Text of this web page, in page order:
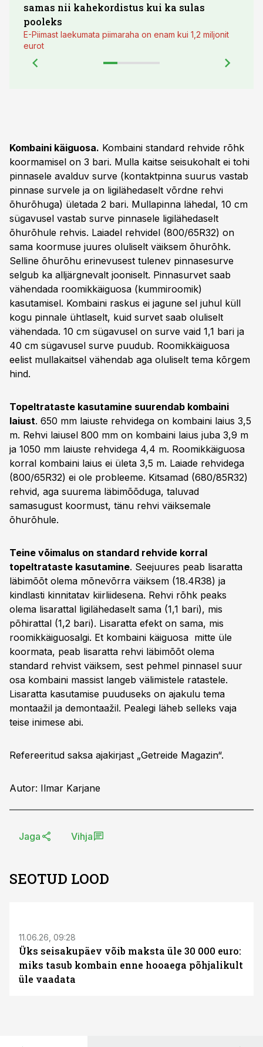
samas nii kahekordistus kui ka sulas
pooleks
E-Piimast laekumata piimaraha on enam kui 1,2 miljonit
eurot
Kombaini käiguosa. Kombaini standard rehvide rõhk
koormamisel on 3 bari. Mulla kaitse seisukohalt ei tohi
pinnasele avalduv surve (kontaktpinna suurus vastab
pinnase survele ja on ligilähedaselt võrdne rehvi
õhurõhuga) ületada 2 bari. Mullapinna lähedal, 10 cm
sügavusel vastab surve pinnasele ligilähedaselt
õhurõhule rehvis. Laiadel rehvidel (800/65R32) on
sama koormuse juures oluliselt väiksem õhurõhk.
Selline õhurõhu erinevusest tulenev pinnasesurve
selgub ka alljärgnevalt jooniselt. Pinnasurvet saab
vähendada roomikkäiguosa (kummiroomik)
kasutamisel. Kombaini raskus ei jagune sel juhul küll
kogu pinnale ühtlaselt, kuid survet saab oluliselt
vähendada. 10 cm sügavusel on surve vaid 1,1 bari ja
40 cm sügavusel surve puudub. Roomikkäiguosa
eelist mullakaitsel vähendab aga oluliselt tema kõrgem
hind.
Topeltrataste kasutamine suurendab kombaini
laiust. 650 mm laiuste rehvidega on kombaini laius 3,5
m. Rehvi laiusel 800 mm on kombaini laius juba 3,9 m
ja 1050 mm laiuste rehvidega 4,4 m. Roomikkäiguosa
korral kombaini laius ei ületa 3,5 m. Laiade rehvidega
(800/65R32) ei ole probleeme. Kitsamad (680/85R32)
rehvid, aga suurema läbimõõduga, taluvad
samasugust koormust, tänu rehvi väiksemale
õhurõhule.
Teine võimalus on standard rehvide korral
topeltrataste kasutamine. Seejuures peab lisaratta
läbimõõt olema mõnevõrra väiksem (18.4R38) ja
kindlasti kinnitatav kiirliidesena. Rehvi rõhk peaks
olema lisarattal ligilähedaselt sama (1,1 bari), mis
põhirattal (1,2 bari). Lisaratta efekt on sama, mis
roomikkäiguosalgi. Et kombaini käiguosa mitte üle
koormata, peab lisaratta rehvi läbimõõt olema
standard rehvist väiksem, sest pehmel pinnasel suur
osa kombaini massist langeb välimistele ratastele.
Lisaratta kasutamise puuduseks on ajakulu tema
montaažil ja demontaažil. Pealegi läheb selleks vaja
teise inimese abi.
Refereeritud saksa ajakirjast „Getreide Magazin“.
Autor: Ilmar Karjane
Jaga Vihja
SEOTUD LOOD
11.06.26, 09:28
Üks seisakupäev võib maksta üle 30 000 euro:
miks tasub kombain enne hooaega põhjalikult
üle vaadata